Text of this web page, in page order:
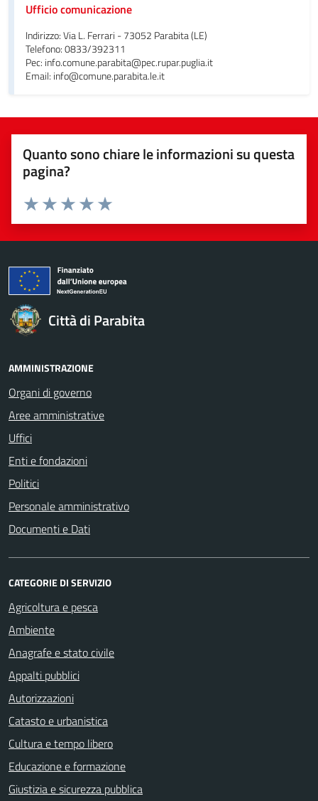
Ufficio comunicazione
Indirizzo: Via L. Ferrari - 73052 Parabita (LE)
Telefono: 0833/392311
Pec: info.comune.parabita@pec.rupar.puglia.it
Email: info@comune.parabita.le.it
Quanto sono chiare le informazioni su questa
pagina?
Valuta da 1 a 5 stelle la pagina
Valuta 5 stelle su 5
Valuta 4 stelle su 5
Valuta 3 stelle su 5
Valuta 2 stelle su 5
Valuta 1 stelle su 5
Città di Parabita
AMMINISTRAZIONE
Organi di governo
Aree amministrative
Uffici
Enti e fondazioni
Politici
Personale amministrativo
Documenti e Dati
CATEGORIE DI SERVIZIO
Agricoltura e pesca
Ambiente
Anagrafe e stato civile
Appalti pubblici
Autorizzazioni
Catasto e urbanistica
Cultura e tempo libero
Educazione e formazione
Giustizia e sicurezza pubblica